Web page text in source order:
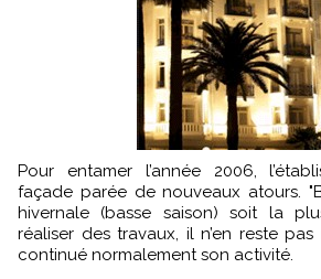
Pour entamer l’année 2006, l’établissement offre une
façade parée de nouveaux atours.
hivernale (basse saison) soit la
réaliser des travaux, il n’en reste
continué normalement son activité.